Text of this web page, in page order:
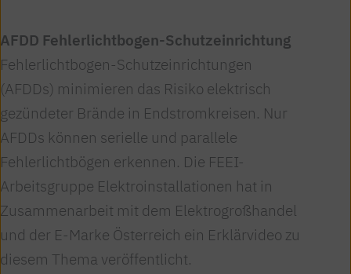
AFDD Fehlerlichtbogen-Schutzeinrichtung
Fehlerlichtbogen-Schutzeinrichtungen
(AFDDs) minimieren das Risiko elektrisch
gezündeter Brände in Endstromkreisen. Nur
AFDDs können serielle und parallele
Fehlerlichtbögen erkennen. Die FEEI-
Arbeitsgruppe Elektroinstallationen hat in
Zusammenarbeit mit dem Elektrogroßhandel
und der E-Marke Österreich ein Erklärvideo zu
diesem Thema veröffentlicht.